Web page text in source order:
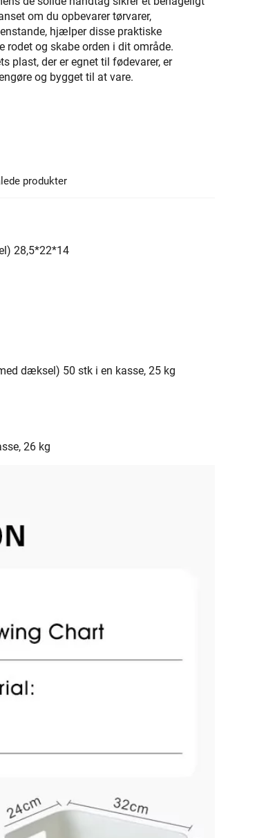
om du opbevarer tørvarer,
hjælper disse praktiske
rodet og skabe orden i dit område.
plast, der er egnet til fødevarer, er
og bygget til at vare.
produkter
28,5*22*14
dæksel) 50 stk i en kasse, 25 kg
26 kg